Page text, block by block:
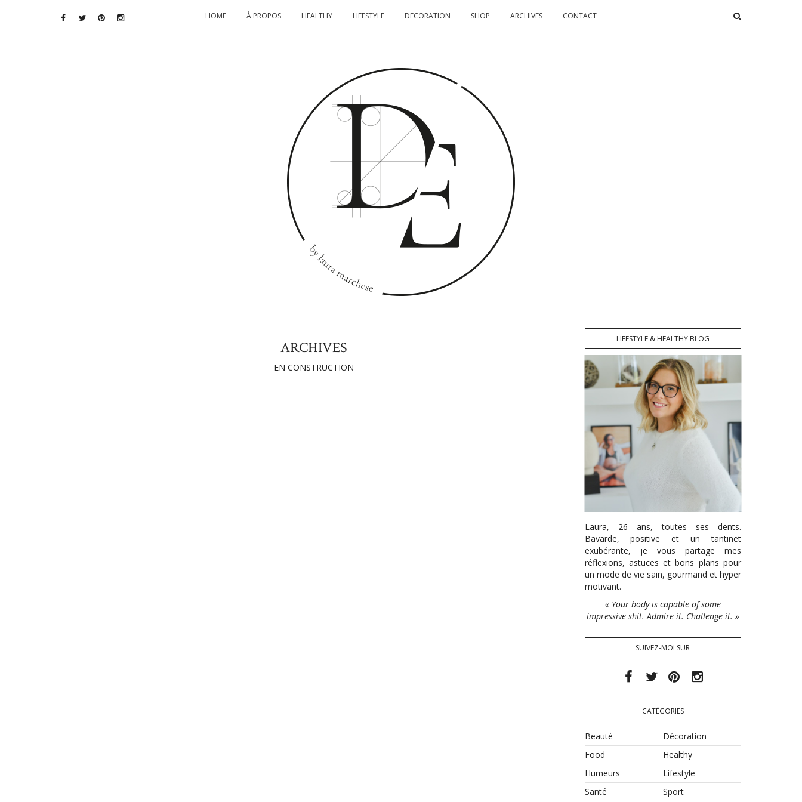
HOME À PROPOS HEALTHY LIFESTYLE DECORATION SHOP ARCHIVES CONTACT
DOMINO
EFFECT
ARCHIVES
EN CONSTRUCTION
LIFESTYLE & HEALTHY BLOG
Laura, 26 ans, toutes ses dents.
Bavarde, positive et un tantinet
exubérante, je vous partage mes
réflexions, astuces et bons plans pour
un mode de vie sain, gourmand et hyper
motivant.
« Your body is capable of some
impressive shit. Admire it. Challenge it. »
SUIVEZ-MOI SUR
CATÉGORIES
Beauté
Décoration
Food
Healthy
Humeurs
Lifestyle
Santé
Sport